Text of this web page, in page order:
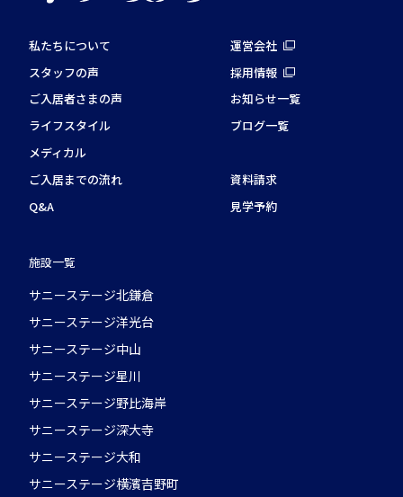
私たちについて
スタッフの声
ご入居者さまの声
ライフスタイル
メディカル
ご入居までの流れ
Q&A
施設一覧
サニーステージ北鎌倉
サニーステージ洋光台
サニーステージ中山
サニーステージ星川
サニーステージ野比海岸
サニーステージ深大寺
サニーステージ大和
サニーステージ横濱吉野町
運営会社
採用情報
お知らせ一覧
ブログ一覧
資料請求
見学予約